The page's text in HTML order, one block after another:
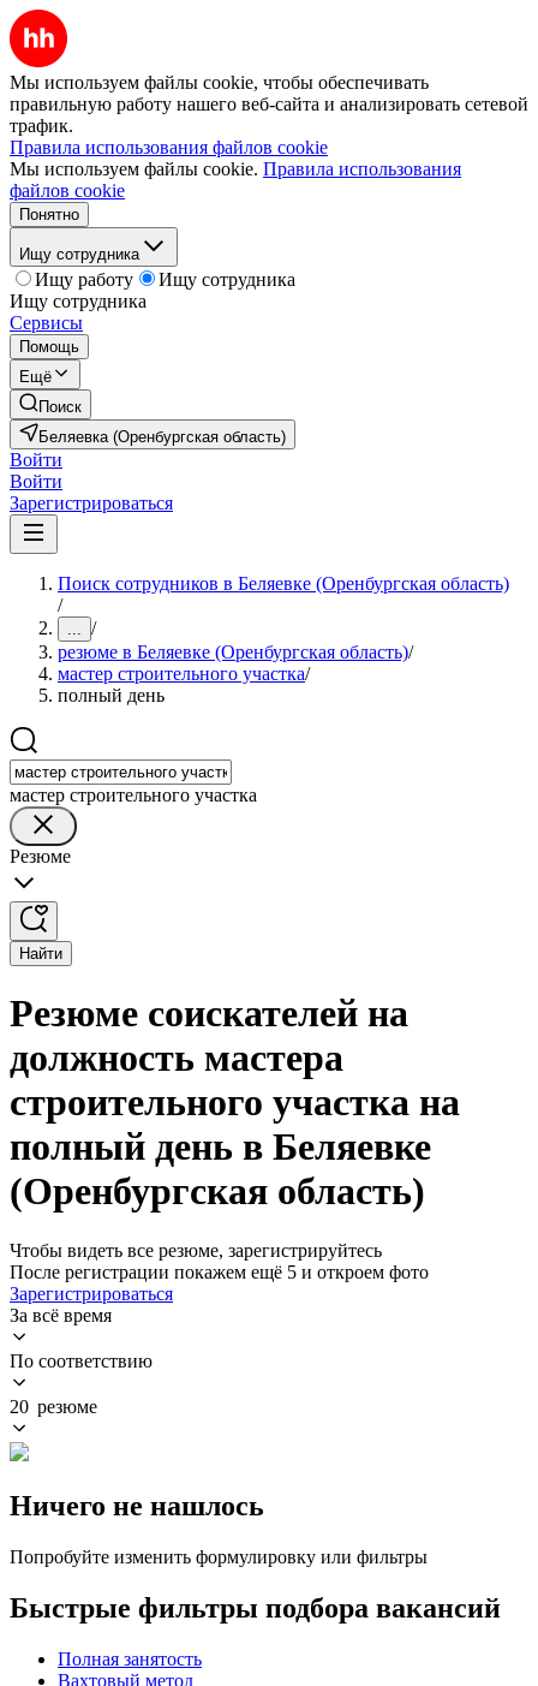
Мы используем файлы cookie, чтобы обеспечивать
правильную работу нашего веб-сайта и анализировать сетевой
трафик.
Правила использования файлов cookie
Мы используем файлы cookie. Правила использования
файлов cookie
Понятно
Ищу сотрудника
Ищу работу
Ищу сотрудника
Ищу сотрудника
Сервисы
Помощь
Ещё
Поиск
Беляевка (Оренбургская область)
Войти
Войти
Зарегистрироваться
Поиск сотрудников в Беляевке (Оренбургская область)
/
... /
резюме в Беляевке (Оренбургская область)/
мастер строительного участка/
полный день
мастер строительного участка
Резюме
Найти
Резюме соискателей на
должность мастера
строительного участка на
полный день в Беляевке
(Оренбургская область)
Чтобы видеть все резюме, зарегистрируйтесь
После регистрации покажем ещё 5 и откроем фото
Зарегистрироваться
За всё время
По соответствию
20 резюме
Ничего не нашлось
Попробуйте изменить формулировку или фильтры
Быстрые фильтры подбора вакансий
Полная занятость
Вахтовый метод